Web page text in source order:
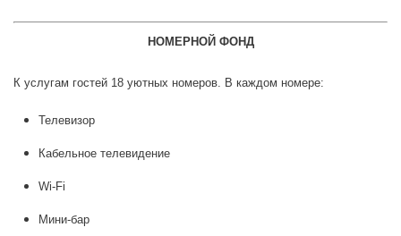
НОМЕРНОЙ ФОНД
К услугам гостей 18 уютных номеров. В каждом номере:
Телевизор
Кабельное телевидение
Wi-Fi
Мини-бар